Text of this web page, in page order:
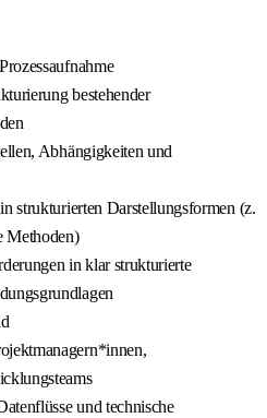
bestehender
Abhängigkeiten und
strukturierten Darstellungsformen (z.
Methoden)
in klar strukturierte
und technische